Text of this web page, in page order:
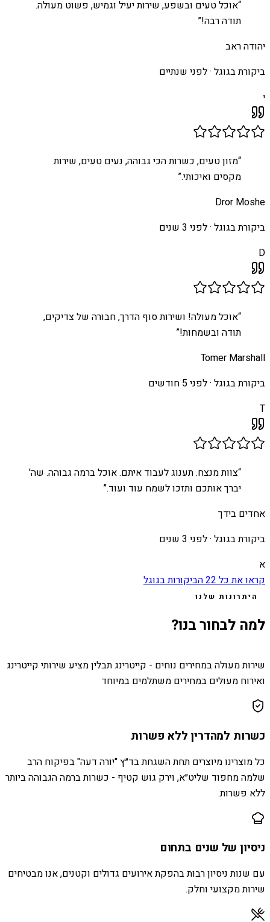
“אוכל טעים ובשפע, שירות יעיל וגמיש, פשוט מעולה.
תודה רבה!”
יהודה ראב
ביקורת בגוגל ·לפני שנתיים
י
“מזון טעים, כשרות הכי גבוהה, נעים טעים, שירות
מקסים ואיכותי.”
Dror Moshe
ביקורת בגוגל ·לפני 3 שנים
D
“אוכל מעולה! ושירות סוף הדרך, חבורה של צדיקים,
תודה ובשמחות!”
Tomer Marshall
ביקורת בגוגל ·לפני 5 חודשים
T
“צוות מנצח. תענוג לעבוד איתם. אוכל ברמה גבוהה. שה'
יברך אותכם ותזכו לשמח עוד ועוד.”
אחדים בידך
ביקורת בגוגל ·לפני 3 שנים
א
קראו את כל22הביקורות בגוגל
היתרונות שלנו
למה לבחור בנו?
שירות מעולה במחירים נוחים - קייטרינג תבלין מציע שירותי קייטרינג
ואירוח מעולים במחירים משתלמים במיוחד
כשרות למהדרין ללא פשרות
כל מוצרינו מיוצרים תחת השגחת בד״ץ "יורה דעה" בפיקוח הרב
שלמה מחפוד שליט״א, וירק גוש קטיף - כשרות ברמה הגבוהה ביותר
ללא פשרות.
ניסיון של שנים בתחום
עם שנות ניסיון רבות בהפקת אירועים גדולים וקטנים, אנו מבטיחים
שירות מקצועי וחלק.